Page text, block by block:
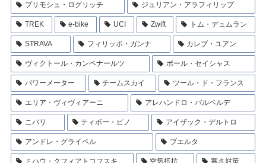
プリモシュ・ログリッチ ジュリアン・アラフィリップ
TREK e-bike UCI Zwift トム・デュムラン
STRAVA フィリッポ・ガンナ カレブ・ユアン
ヴィクトール・カンペナールツ ポール・セイシャス
パワーメーター チームスカイ ツール・ド・フランス
エリア・ヴィヴィアーニ アレハンドロ・バルベルデ
ニバリ ティボー・ピノ アイザック・デルトロ
アンドレ・グライペル ブエルタ